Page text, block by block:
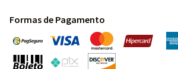
Formas de Pagamento